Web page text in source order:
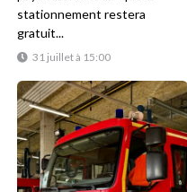
31 juillet à 15:00
stationnement restera
gratuit...